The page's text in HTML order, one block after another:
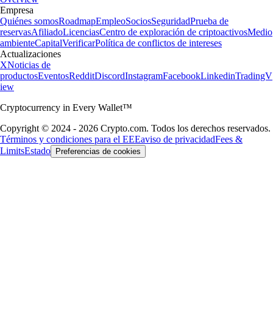
Empresa
Quiénes somosRoadmapEmpleoSociosSeguridadPrueba de
reservasAfiliadoLicenciasCentro de exploración de criptoactivosMedio
ambienteCapitalVerificarPolítica de conflictos de intereses
Actualizaciones
XNoticias de
productosEventosRedditDiscordInstagramFacebookLinkedinTradingV
iew
Cryptocurrency in Every Wallet™
Copyright © 2024 - 2026 Crypto.com. Todos los derechos reservados.
Términos y condiciones para el EEEaviso de privacidadFees &
LimitsEstado Preferencias de cookies